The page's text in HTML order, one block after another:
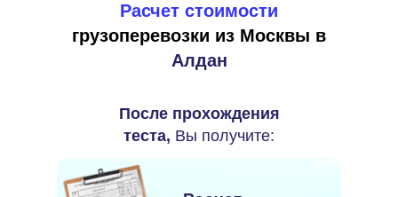
После прохождения
теста, Вы получите:
Расчет стоимости
грузоперевозки из Москвы в
Алдан